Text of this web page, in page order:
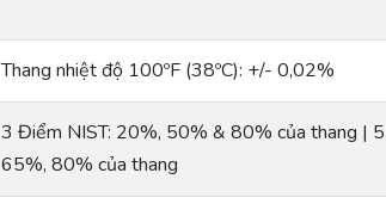
Thang nhiệt độ 100ºF (38ºC): +/- 0,02%
3 Điểm NIST: 20%, 50% & 80% của thang |
65%, 80% của thang